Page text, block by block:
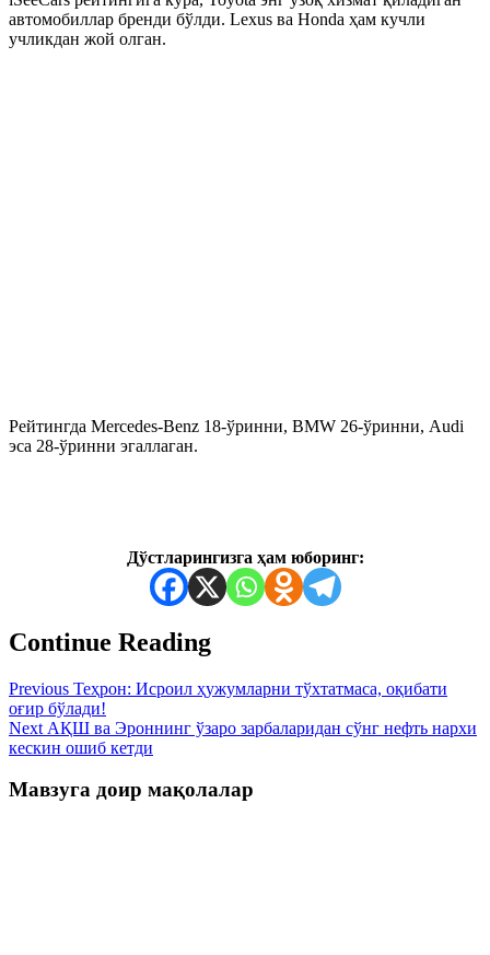
автомобиллар бренди бўлди. Lexus ва Honda ҳам кучли
учликдан жой олган.
Рейтингда Mercedes-Benz 18-ўринни, BMW 26-ўринни, Audi
эса 28-ўринни эгаллаган.
Дўстларингизга ҳам юборинг:
Continue Reading
Previous Теҳрон: Исроил ҳужумларни тўхтатмаса, оқибати
оғир бўлади!
Next АҚШ ва Эроннинг ўзаро зарбаларидан сўнг нефть нархи
кескин ошиб кетди
Мавзуга доир мақолалар